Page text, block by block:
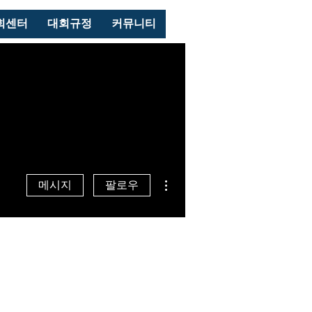
센터 대회규정 커뮤니티
메시지 팔로우